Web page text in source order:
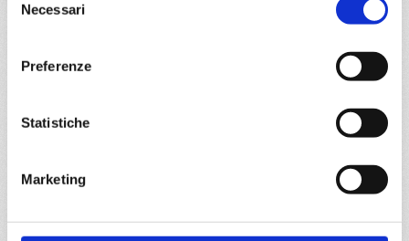
delNecessari
Preferenze
Statistiche
Marketing
Preziosa